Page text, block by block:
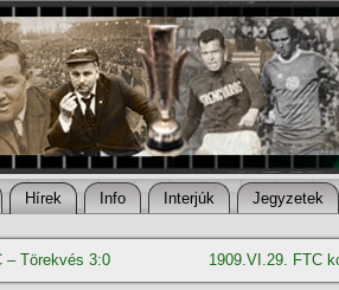
Hí­rek Info Interjúk Jegyzetek
– Törekvés 3:0 1909.VI.29. FTC